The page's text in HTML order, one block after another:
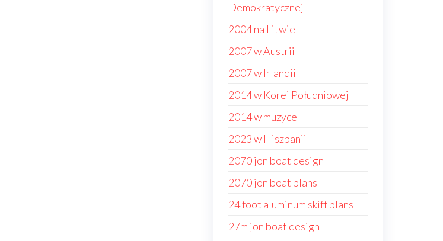
Demokratycznej
2004 na Litwie
2007 w Austrii
2007 w Irlandii
2014 w Korei Południowej
2014 w muzyce
2023 w Hiszpanii
2070 jon boat design
2070 jon boat plans
24 foot aluminum skiff plans
27m jon boat design